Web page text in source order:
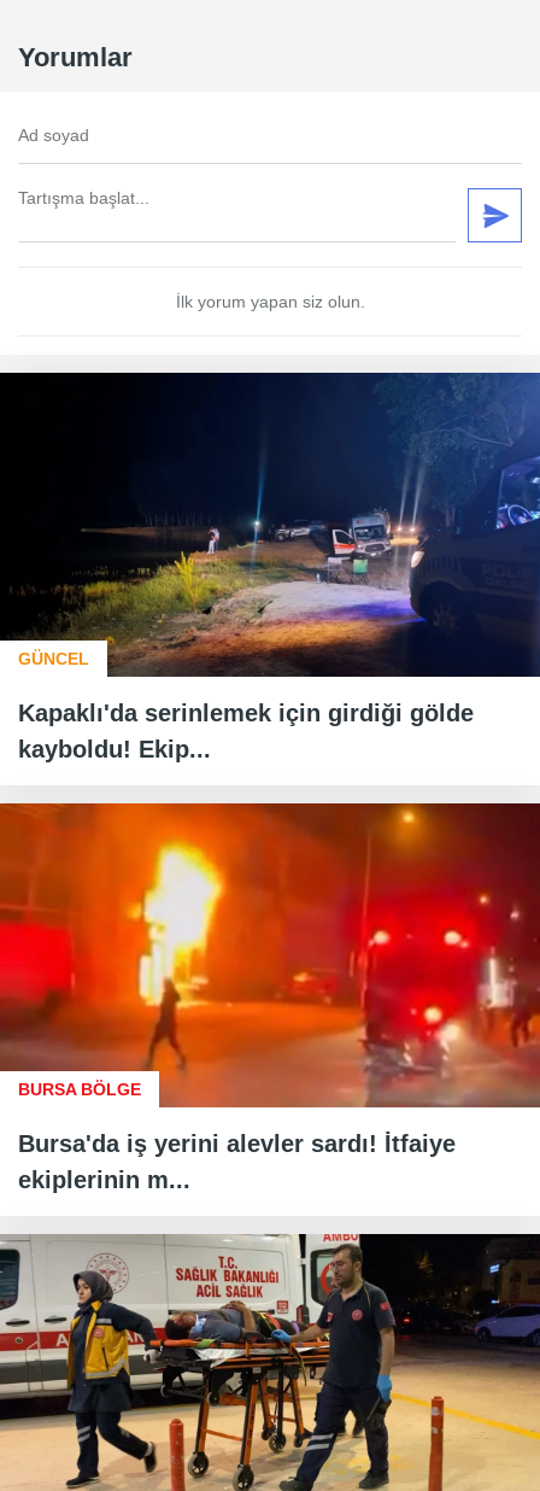
Yorumlar
İlk yorum yapan siz olun.
GÜNCEL
Kapaklı'da serinlemek için girdiği gölde
kayboldu! Ekip...
BURSA BÖLGE
Bursa'da iş yerini alevler sardı! İtfaiye
ekiplerinin m...